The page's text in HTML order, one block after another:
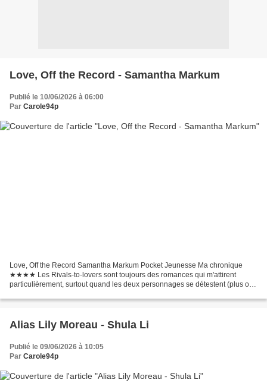
Love, Off the Record - Samantha Markum
Publié le 10/06/2026 à 06:00
Par Carole94p
Love, Off the Record Samantha Markum Pocket Jeunesse Ma chronique
★★★★ Les Rivals-to-lovers sont toujours des romances qui m'attirent
particulièrement, surtout quand les deux personnages se détestent (plus ou
Alias Lily Moreau - Shula Li
Publié le 09/06/2026 à 10:05
Par Carole94p